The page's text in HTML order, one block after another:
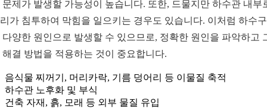
문제가 발생할 가능성이 높습니다. 또한, 드물지만 하수관 내부
가 침투하여 막힘을 일으키는 경우도 있습니다. 이처럼 하수
다양한 원인으로 발생할 수 있으므로, 정확한 원인을 파악하고
해결 방법을 적용하는 것이 중요합니다.
음식물 찌꺼기, 머리카락, 기름 덩어리 등 이물질 축적
하수관 노후화 및 부식
건축 자재, 흙, 모래 등 외부 물질 유입